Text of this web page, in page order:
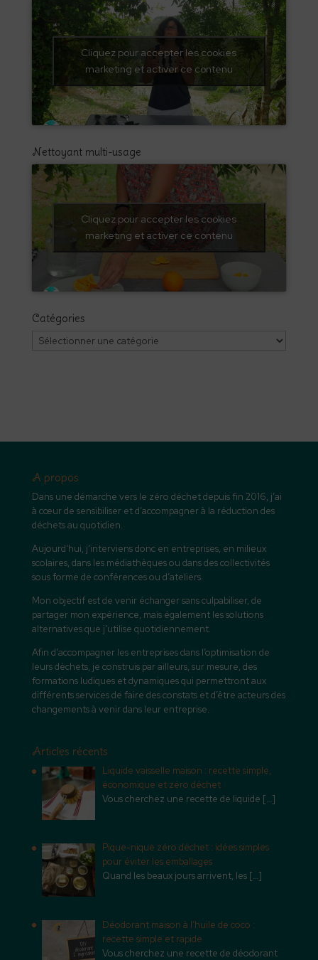
Cliquez pour accepter les cookies
marketing et activer ce contenu
Nettoyant multi-usage
Cliquez pour accepter les cookies
marketing et activer ce contenu
Catégories
Catégories
A propos
Dans une démarche vers le zéro déchet depuis fin 2016, j’ai
à cœur de sensibiliser et d’accompagner à la réduction des
déchets au quotidien.
Aujourd’hui, j’interviens donc en entreprises, en milieux
scolaires, dans les médiathèques ou dans des collectivités
sous forme de conférences ou d’ateliers.
Mon objectif est de venir échanger sans culpabiliser, de
partager mon expérience, mais également les solutions
alternatives que j’utilise quotidiennement.
Afin d’accompagner les entreprises dans l’optimisation de
leurs déchets, je construis par ailleurs, sur mesure, des
formations ludiques et dynamiques qui permettront aux
différents services de faire des constats et d’être acteurs des
changements à venir dans leur entreprise.
Articles récents
Liquide vaisselle maison : recette simple,
économique et zéro déchet
Vous cherchez une recette de liquide […]
Pique-nique zéro déchet : idées simples
pour éviter les emballages
Quand les beaux jours arrivent, les […]
Déodorant maison à l’huile de coco :
recette simple et rapide
Vous cherchez une recette de déodorant